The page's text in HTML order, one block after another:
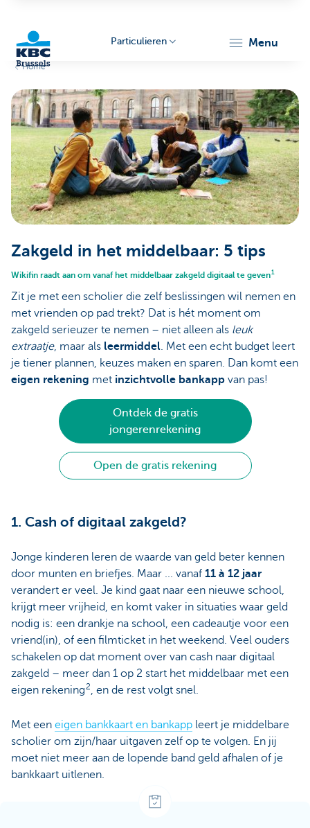
Brussels
Particulieren menu
Home
Zakgeld in het middelbaar: 5 tips
Wikifin raadt aan om vanaf het middelbaar zakgeld digitaal te geven1
Zit je met een scholier die zelf beslissingen wil nemen en
met vrienden op pad trekt? Dat is hét moment om
zakgeld serieuzer te nemen – niet alleen als leuk
extraatje, maar als leermiddel. Met een echt budget leert
je tiener plannen, keuzes maken en sparen. Dan komt een
eigen rekening met inzichtvolle bankapp van pas!
Ontdek de gratis
jongerenrekening
Open de gratis rekening
1. Cash of digitaal zakgeld?
Jonge kinderen leren de waarde van geld beter kennen
door munten en briefjes. Maar ... vanaf 11 à 12 jaar
verandert er veel. Je kind gaat naar een nieuwe school,
krijgt meer vrijheid, en komt vaker in situaties waar geld
nodig is: een drankje na school, een cadeautje voor een
vriend(in), of een filmticket in het weekend. Veel ouders
schakelen op dat moment over van cash naar digitaal
zakgeld – meer dan 1 op 2 start het middelbaar met een
eigen rekening2, en de rest volgt snel.
Met een eigen bankkaart en bankapp leert je middelbare
scholier om zijn/haar uitgaven zelf op te volgen. En jij
moet niet meer aan de lopende band geld afhalen of je
bankkaart uitlenen.